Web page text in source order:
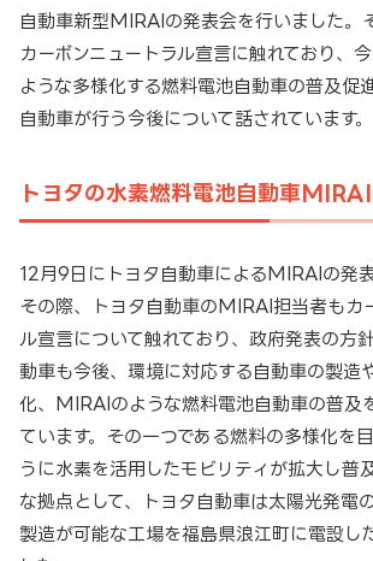
自動車新型MIRAIの発表会を行いました
カーボンニュートラル宣言に触れており、
ような多様化する燃料電池自動車の普及促
自動車が行う今後について話されています。
トヨタの水素燃料電池自動車
12月9日にトヨタ自動車によるMIRAIの発表
その際、トヨタ自動車のMIRAI担当者もカ
ル宣言について触れており、政府発表の方
動車も今後、環境に対応する自動車の製造
化、MIRAIのような燃料電池自動車の普及
ています。その一つである燃料の多様化を
うに水素を活用したモビリティが拡大し普
な拠点として、トヨタ自動車は太陽光発電
製造が可能な工場を福島県浪江町に電設し